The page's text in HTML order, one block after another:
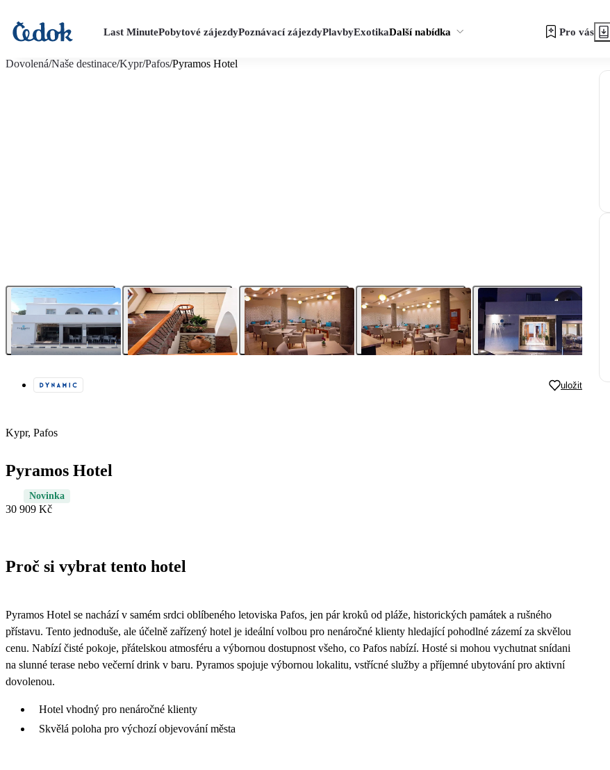
Last MinutePobytové zájezdyPoznávací zájezdyPlavbyExotikaDalší nabídka Pro vás
Dovolená/Naše destinace/Kypr/Pafos/Pyramos Hotel
uložit
Kypr, Pafos
Pyramos Hotel
Novinka
30 909 Kč
Proč si vybrat tento hotel
Pyramos Hotel se nachází v samém srdci oblíbeného letoviska Pafos, jen pár kroků od pláže, historických památek a rušného
přístavu. Tento jednoduše, ale účelně zařízený hotel je ideální volbou pro nenáročné klienty hledající pohodlné zázemí za skvělou
cenu. Nabízí čisté pokoje, přátelskou atmosféru a výbornou dostupnost všeho, co Pafos nabízí. Hosté si mohou vychutnat snídani
na slunné terase nebo večerní drink v baru. Pyramos spojuje výbornou lokalitu, vstřícné služby a příjemné ubytování pro aktivní
dovolenou.
Hotel vhodný pro nenáročné klienty
Skvělá poloha pro výchozí objevování města